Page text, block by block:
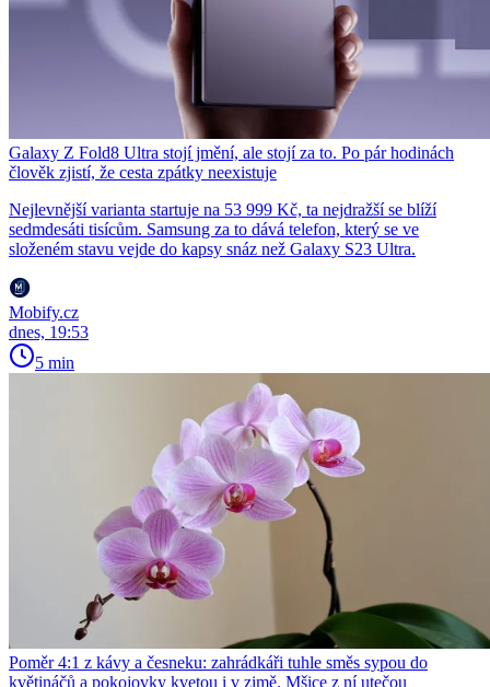
Galaxy Z Fold8 Ultra stojí jmění, ale stojí za to. Po pár hodinách
člověk zjistí, že cesta zpátky neexistuje
Nejlevnější varianta startuje na 53 999 Kč, ta nejdražší se blíží
sedmdesáti tisícům. Samsung za to dává telefon, který se ve
složeném stavu vejde do kapsy snáz než Galaxy S23 Ultra.
Mobify.cz
dnes, 19:53
5 min
Poměr 4:1 z kávy a česneku: zahrádkáři tuhle směs sypou do
květináčů a pokojovky kvetou i v zimě. Mšice z ní utečou